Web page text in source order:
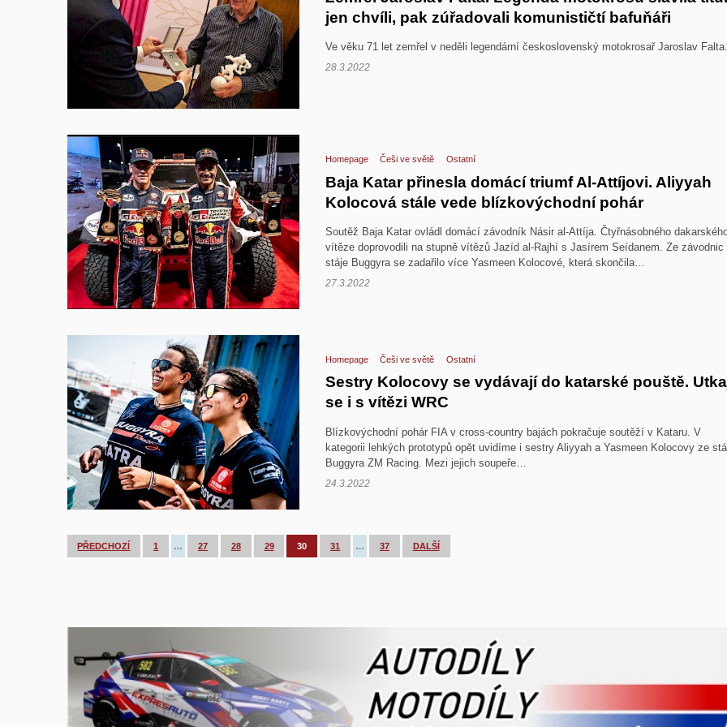
jen chvíli, pak zúřadovali komunističtí bafuňáři
Ve věku 71 let zemřel v neděli legendární československý motokrosař Jaroslav
28.3.2022
Homepage Češi ve světě Ostatní
Baja Katar přinesla domácí triumf Al-Attíjovi. Aliyyah
Kolocová stále vede blízkovýchodní pohár
Soutěž Baja Katar ovládl domácí závodník Násir al-Attíja. Čtyřnásobného
vítěze doprovodili na stupně vítězů Jazíd al-Rajhí s Jasírem Seídanem. Ze závodnic
stáje Buggyra se zadařilo více Yasmeen Kolocové, která skončila…
27.3.2022
Homepage Češi ve světě Ostatní
Sestry Kolocovy se vydávají do katarské pouště.
se i s vítězi WRC
Blízkovýchodní pohár FIA v cross-country bajách pokračuje soutěží v Kataru. V
kategorii lehkých prototypů opět uvidíme i sestry Aliyyah a Yasmeen Kolocovy ze
Buggyra ZM Racing. Mezi jejich soupeře…
24.3.2022
PŘEDCHOZÍ 1 … 27 28 29 30 31 … 37 DALŠÍ